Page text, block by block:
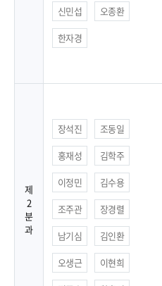
신민섭
오종환
한자경
제
2
분
과
장석진
조동일
홍재성
김학주
이정민
김수용
조주관
장경렬
남기심
김인환
오생근
이현희